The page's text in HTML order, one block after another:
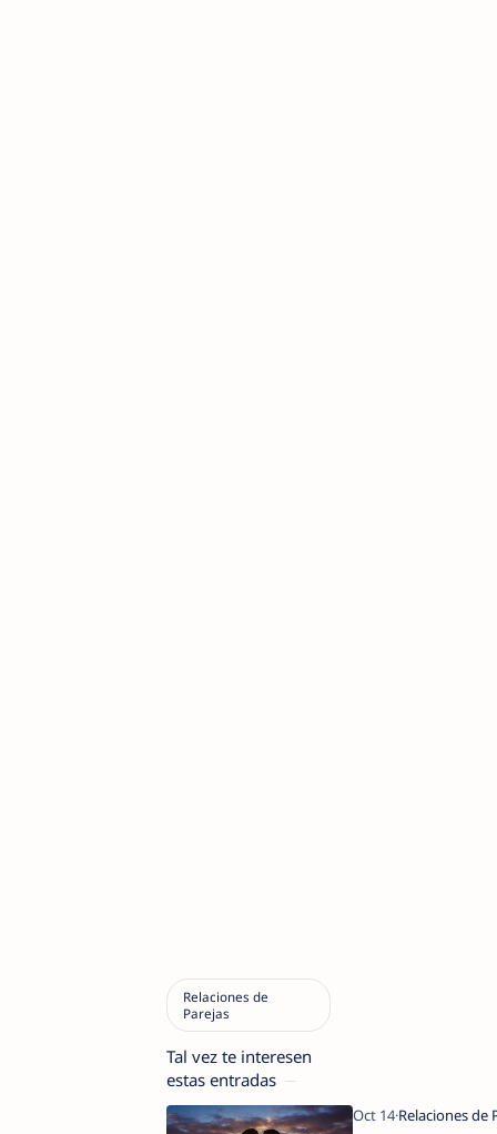
Tal vez te interesen
estas entradas